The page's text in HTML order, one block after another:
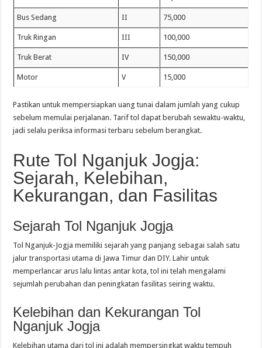
Bus Sedang II 75,000
Truk Ringan III 100,000
Truk Berat IV 150,000
Motor V 15,000
Pastikan untuk mempersiapkan uang tunai dalam jumlah yang cukup
sebelum memulai perjalanan. Tarif tol dapat berubah sewaktu-waktu,
jadi selalu periksa informasi terbaru sebelum berangkat.
Rute Tol Nganjuk Jogja:
Sejarah, Kelebihan,
Kekurangan, dan Fasilitas
Sejarah Tol Nganjuk Jogja
Tol Nganjuk-Jogja memiliki sejarah yang panjang sebagai salah satu
jalur transportasi utama di Jawa Timur dan DIY. Lahir untuk
memperlancar arus lalu lintas antar kota, tol ini telah mengalami
sejumlah perubahan dan peningkatan fasilitas seiring waktu.
Kelebihan dan Kekurangan Tol
Nganjuk Jogja
Kelebihan utama dari tol ini adalah mempersingkat waktu tempuh